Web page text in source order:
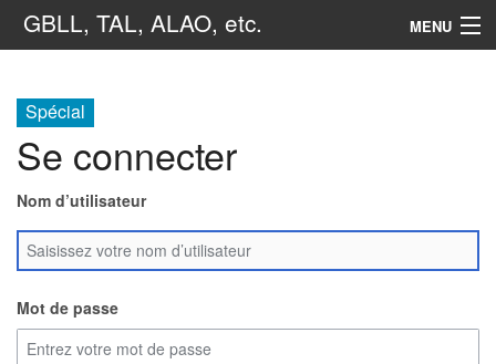
GBLL, TAL, ALAO, etc. MENU
Spécial
Se connecter
Nom d’utilisateur
Mot de passe